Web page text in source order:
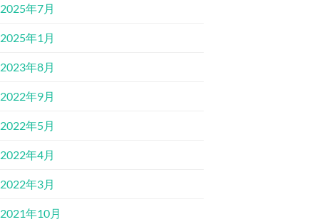
2025年7月
2025年1月
2023年8月
2022年9月
2022年5月
2022年4月
2022年3月
2021年10月